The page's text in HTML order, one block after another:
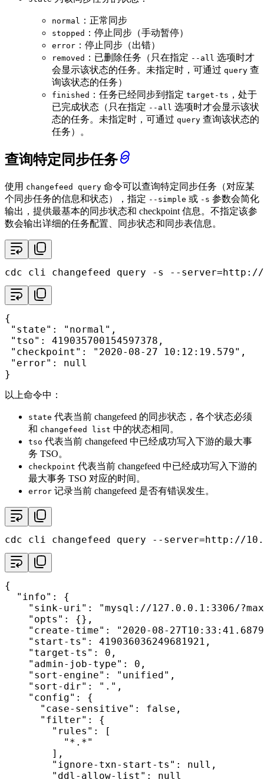
normal ：正常同步
stopped ：停止同步（手动暂停）
error ：停止同步（出错）
removed ：已删除任务（只在指定 --all 选项时才
会显示该状态的任务。未指定时，可通过 query 查
询该状态的任务）
finished ：任务已经同步到指定 target-ts ，处于
已完成状态（只在指定 --all 选项时才会显示该状
态的任务。未指定时，可通过 query 查询该状态的
任务）。
查询特定同步任务
使用 changefeed query 命令可以查询特定同步任务（对应某
个同步任务的信息和状态），指定 --simple 或 -s 参数会简化
输出，提供最基本的同步状态和 checkpoint 信息。不指定该参
数会输出详细的任务配置、同步状态和同步表信息。
cdc cli changefeed query -s --
{
"state" : "normal" ,
"tso" : 419035700154597378,
"checkpoint" : "2020-08-27 10:12:19.579" ,
"error" : null
}
以上命令中：
state 代表当前 changefeed 的同步状态，各个状态必须
和 changefeed list 中的状态相同。
tso 代表当前 changefeed 中已经成功写入下游的最大事
务 TSO。
checkpoint 代表当前 changefeed 中已经成功写入下游的
最大事务 TSO 对应的时间。
error 记录当前 changefeed 是否有错误发生。
cdc cli changefeed query --server=http://
{
"info" : {
"sink-uri" :
"mysql://127.0.0.1:3306/
"opts" : {},
"create-time" :
"2020-08-
"start-ts" : 419036036249681921,
"target-ts" : 0,
"admin-job-type" : 0,
"sort-engine" : "unified" ,
"sort-dir" : "." ,
"config" : {
"case-sensitive" : false ,
"filter" : {
"rules" : [
"*.*"
        ],
"ignore-txn-start-ts" : null,
"ddl-allow-list" : null